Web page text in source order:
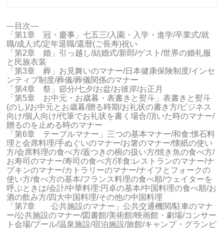
―目次―
「第1章 冠・慶事」七五三/入園・入学・進学/卒業式/就
職/成人式/定年退職/還暦(ご長寿)祝い
「第2章 婚」引っ越し/結婚式/新郎/ゲスト/世界の婚礼服
と民族衣装
「第3章 葬」お見舞いのマナー/日本健康保険制度/インセ
ンティブ制度/葬儀/葬儀関係のマナー
「第4章 祭」節分/七夕/お盆/お彼岸/お正月
「第5章 お中元・お歳暮・表書きと熨斗」表書きと熨斗
(のし)/お中元とお歳暮/贈る時期/お礼状の書き方/ビジネス
向け/個人向け/代筆でお礼状を書く場合/頂いた時のマナー/
贈るのを止める時のマナー
「第6章 テーブルマナー」三つの基本マナー/和食:懐石料
理と会席料理/手ぬぐいのマナー/お箸のマナー/懐紙の使い
方/会席料理の食べ方/蓋つきの椀の扱い方/焼き魚の食べ方/
お寿司のマナー/寿司の食べ方/洋食:レストランのマナー/ナ
プキンのマナー/カトラリーのマナー/ナイフとフォークの
使い方/食べ方の基本/フランス料理の食べ順/ウェイターを
呼ぶときは/会計/中華料理:円卓の基本/中国料理の食べ順/お
酒の飲み方/四大中国料理/その他の中国料理
「第7章 公共施設のマナー」公共交通機関/駐車のマナ
ー/公共施設のマナー/図書館/美術館/映画館・劇場/コンサー
ト会場/プール/温泉施設/宿泊施設/旅館/キャンプ・グランピ